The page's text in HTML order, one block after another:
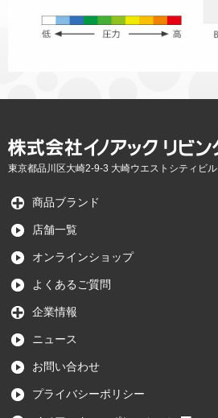
東京都品川区大崎2-9-3 大崎ウエストシティビル
商品ブランド
店舗一覧
オンラインショップ
よくあるご質問
企業情報
ニュース
お問い合わせ
プライバシーポリシー